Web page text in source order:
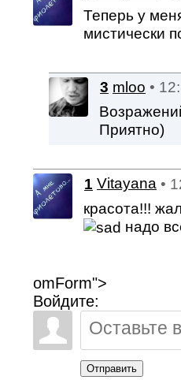
Теперь у
мистически
3 mloo •
Приятно)
1 Vitayana •
красота!!!
надо
omForm">
Войдите:
Отправить